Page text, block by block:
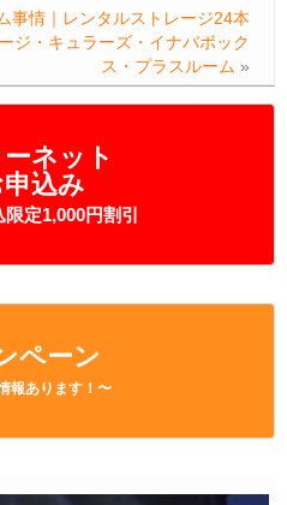
ネット
込み
定1,000円割引
ペーン
報あります！〜
事情｜レンタルストレージ24本
ジ・キュラーズ・イナバボック
ス・プラスルーム »